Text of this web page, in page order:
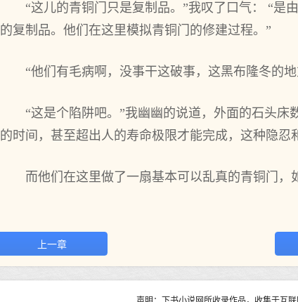
“这儿的青铜门只是复制品。”我叹了口气： “是
的复制品。他们在这里模拟青铜门的修建过程。”
“他们有毛病啊，没事干这破事，这黑布隆冬的
“这是个陷阱吧。”我幽幽的说道，外面的石头
的时间，甚至超出人的寿命极限才能完成，这种隐忍
而他们在这里做了一扇基本可以乱真的青铜门，
上一章
声明：下书小说网所收录作品，收集于互